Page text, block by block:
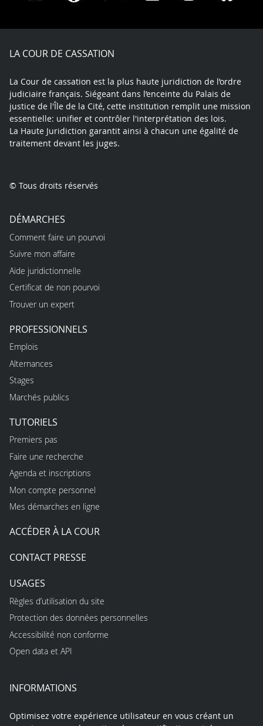
X
FacebookYoutubeLinkedInInstagram
LA COUR DE CASSATION
La Cour de cassation est la plus haute juridiction de l’ordre
judiciaire français. Siégeant dans l’enceinte du Palais de
justice de l'Île de la Cité, cette institution remplit une mission
essentielle: unifier et contrôler l'interprétation des lois.
La Haute Juridiction garantit ainsi à chacun une égalité de
traitement devant les juges.
© Tous droits réservés
DÉMARCHES
Comment faire un pourvoi
Suivre mon affaire
Aide juridictionnelle
Certificat de non pourvoi
Trouver un expert
PROFESSIONNELS
Emplois
Alternances
Stages
Marchés publics
TUTORIELS
Premiers pas
Faire une recherche
Agenda et inscriptions
Mon compte personnel
Mes démarches en ligne
ACCÉDER À LA COUR
CONTACT PRESSE
USAGES
Règles d’utilisation du site
Protection des données personnelles
Accessibilité non conforme
Open data et API
INFORMATIONS
Optimisez votre expérience utilisateur en vous créant un